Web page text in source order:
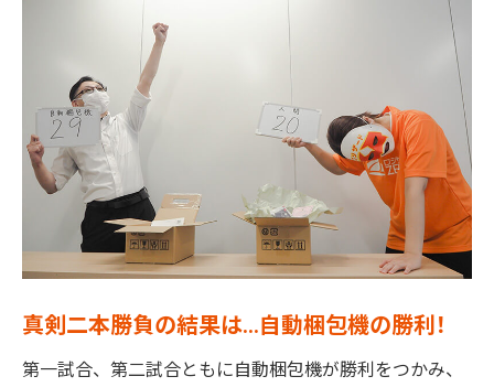
真剣二本勝負の結果は...自動梱包機の勝利！
第一試合、第二試合ともに自動梱包機が勝利をつかみ、